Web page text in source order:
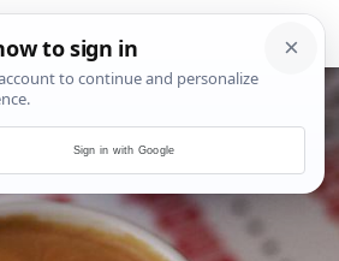
Sign in with Google